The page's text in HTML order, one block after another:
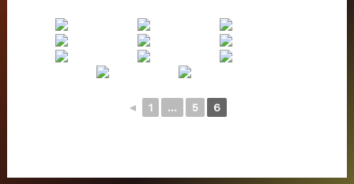
◄ 1 ... 5 6